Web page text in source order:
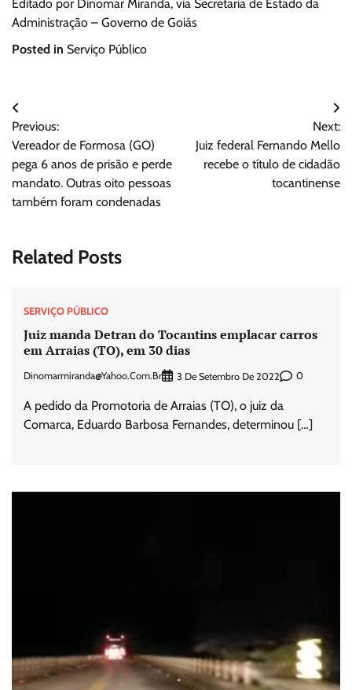
Editado por Dinomar Miranda, via Secretaria de Estado da
Administração – Governo de Goiás
Posted in Serviço Público
Navegação
de
Post
Previous:
Vereador de Formosa (GO)
pega 6 anos de prisão e perde
mandato. Outras oito pessoas
também foram condenadas
Next:
Juiz federal Fernando Mello
recebe o título de cidadão
tocantinense
Related Posts
SERVIÇO PÚBLICO
Juiz manda Detran do Tocantins emplacar carros
em Arraias (TO), em 30 dias
Dinomarmiranda@yahoo.com.br 3 De Setembro De 2022 0
A pedido da Promotoria de Arraias (TO), o juiz da
Comarca, Eduardo Barbosa Fernandes, determinou […]